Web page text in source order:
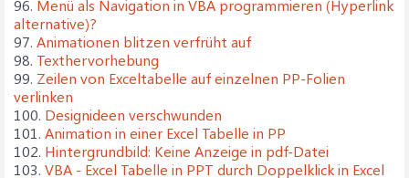
96. Menü als Navigation in VBA programmieren (Hyperlink
alternative)?
97. Animationen blitzen verfrüht auf
98. Texthervorhebung
99. Zeilen von Exceltabelle auf einzelnen PP-Folien
verlinken
100. Designideen verschwunden
101. Animation in einer Excel Tabelle in PP
102. Hintergrundbild: Keine Anzeige in pdf-Datei
103. VBA - Excel Tabelle in PPT durch Doppelklick in Excel